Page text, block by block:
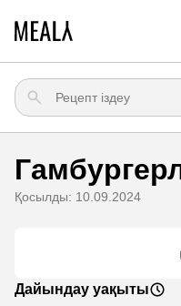
Қосылды: 10.09.2024
Дайындау уақыты